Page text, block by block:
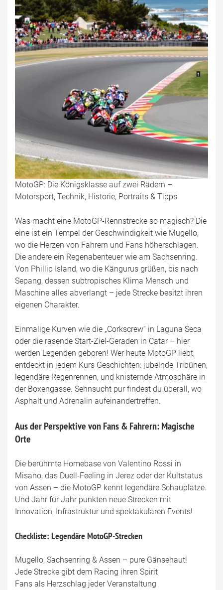
MotoGP: Die Königsklasse auf zwei Rädern –
Motorsport, Technik, Historie, Portraits & Tipps
Was macht eine MotoGP-Rennstrecke so magisch? Die
eine ist ein Tempel der Geschwindigkeit wie Mugello,
wo die Herzen von Fahrern und Fans höherschlagen.
Die andere ein Regenabenteuer wie am Sachsenring.
Von Phillip Island, wo die Kängurus grüßen, bis nach
Sepang, dessen subtropisches Klima Mensch und
Maschine alles abverlangt – jede Strecke besitzt ihren
eigenen Charakter.
Einmalige Kurven wie die „Corkscrew“ in Laguna Seca
oder die rasende Start-Ziel-Geraden in Catar – hier
werden Legenden geboren! Wer heute MotoGP liebt,
entdeckt in jedem Kurs Geschichten: jubelnde Tribünen,
legendäre Regenrennen, und knisternde Atmosphäre in
der Boxengasse. Sehnsucht pur findest du überall, wo
Asphalt und Adrenalin aufeinandertreffen.
Aus der Perspektive von Fans & Fahrern: Magische
Orte
Die berühmte Homebase von Valentino Rossi in
Misano, das Duell-Feeling in Jerez oder der Kultstatus
von Assen – die MotoGP kennt legendäre Schauplätze.
Und Jahr für Jahr punkten neue Strecken mit
Innovation, Infrastruktur und spektakulären Events!
Checkliste: Legendäre MotoGP-Strecken
Mugello, Sachsenring & Assen – pure Gänsehaut!
Jede Strecke gibt dem Racing ihren Spirit
Fans als Herzschlag jeder Veranstaltung